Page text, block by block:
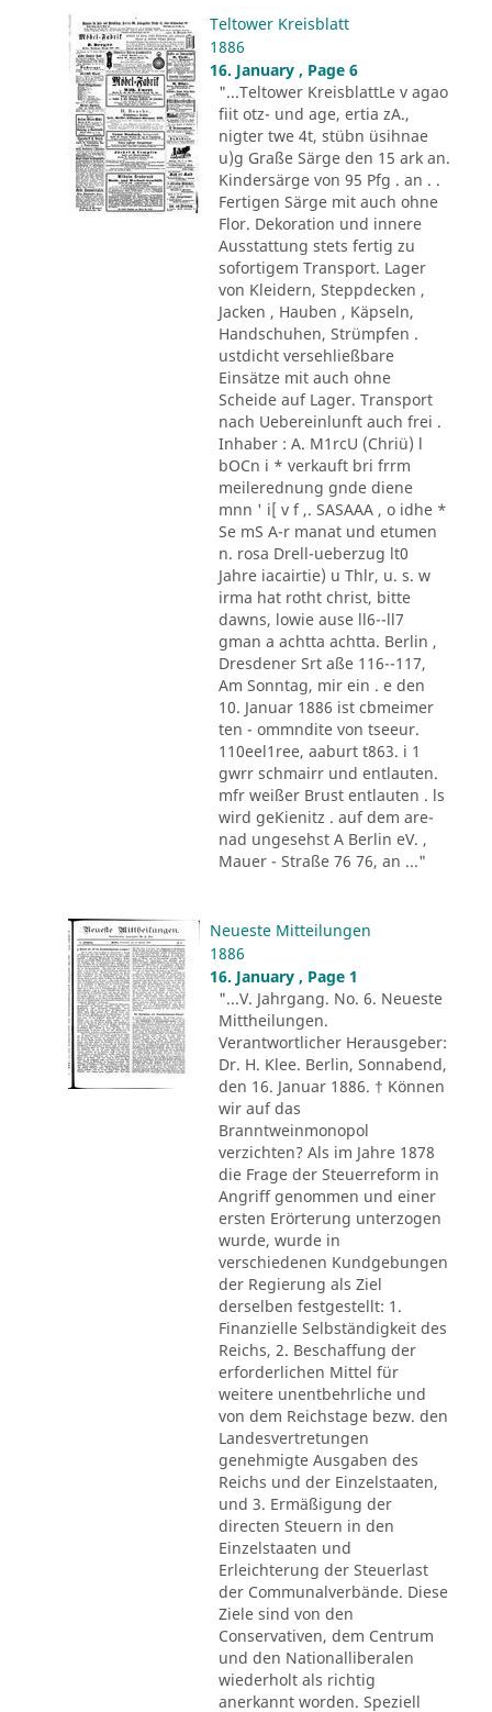
Teltower Kreisblatt
1886
16. January , Page 6
"...Teltower KreisblattLe v agao
fiit otz- und age, ertia zA.,
nigter twe 4t, stübn üsihnae
u)g Graße Särge den 15 ark an.
Kindersärge von 95 Pfg . an . .
Fertigen Särge mit auch ohne
Flor. Dekoration und innere
Ausstattung stets fertig zu
sofortigem Transport. Lager
von Kleidern, Steppdecken ,
Jacken , Hauben , Käpseln,
Handschuhen, Strümpfen .
ustdicht versehließbare
Einsätze mit auch ohne
Scheide auf Lager. Transport
nach Uebereinlunft auch frei .
Inhaber : A. M1rcU (Chriü) l
bOCn i * verkauft bri frrm
meilerednung gnde diene
mnn ' i[ v f ,. SASAAA , o idhe *
Se mS A-r manat und etumen
n. rosa Drell-ueberzug lt0
Jahre iacairtie) u Thlr, u. s. w
irma hat rotht christ, bitte
dawns, lowie ause ll6--ll7
gman a achtta achtta. Berlin ,
Dresdener Srt aße 116--117,
Am Sonntag, mir ein . e den
10. Januar 1886 ist cbmeimer
ten - ommndite von tseeur.
110eel1ree, aaburt t863. i 1
gwrr schmairr und entlauten.
mfr weißer Brust entlauten . ls
wird geKienitz . auf dem are-
nad ungesehst A Berlin eV. ,
Mauer - Straße 76 76, an ..."
Neueste Mitteilungen
1886
16. January , Page 1
"...V. Jahrgang. No. 6. Neueste
Mittheilungen.
Verantwortlicher Herausgeber:
Dr. H. Klee. Berlin, Sonnabend,
den 16. Januar 1886. † Können
wir auf das
Branntweinmonopol
verzichten? Als im Jahre 1878
die Frage der Steuerreform in
Angriff genommen und einer
ersten Erörterung unterzogen
wurde, wurde in
verschiedenen Kundgebungen
der Regierung als Ziel
derselben festgestellt: 1.
Finanzielle Selbständigkeit des
Reichs, 2. Beschaffung der
erforderlichen Mittel für
weitere unentbehrliche und
von dem Reichstage bezw. den
Landesvertretungen
genehmigte Ausgaben des
Reichs und der Einzelstaaten,
und 3. Ermäßigung der
directen Steuern in den
Einzelstaaten und
Erleichterung der Steuerlast
der Communalverbände. Diese
Ziele sind von den
Conservativen, dem Centrum
und den Nationalliberalen
wiederholt als richtig
anerkannt worden. Speziell